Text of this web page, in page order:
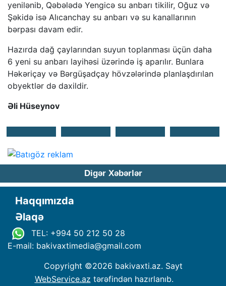
yenilənib, Qəbələdə Yengicə su anbarı tikilir, Oğuz və
Şəkidə isə Alıcanchay su anbarı və su kanallarının
bərpası davam edir.
Hazırda dağ çaylarından suyun toplanması üçün daha
6 yeni su anbarı layihəsi üzərində iş aparılır. Bunlara
Həkəriçay və Bərgüşadçay hövzələrində planlaşdırılan
obyektlər də daxildir.
Əli Hüseynov
Digər Xəbərlər
Haqqımızda
Əlaqə
TEL: +994 50 212 50 28
E-mail: bakivaxtimedia@gmail.com
Copyright ©2026 bakivaxti.az. Sayt
WebService.az tərəfindən hazırlanıb.